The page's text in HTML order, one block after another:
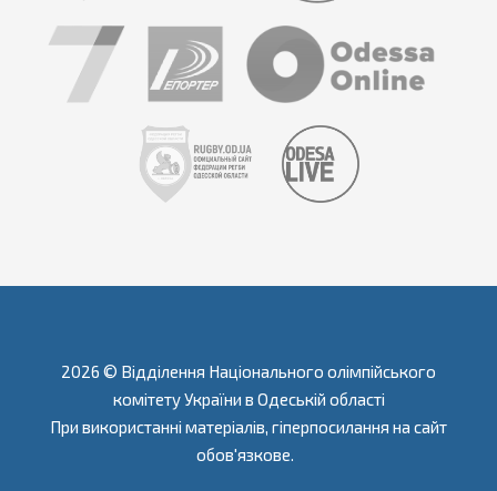
2026 © Відділення Національного олімпійського
комітету України в Одеській області
При використанні матеріалів, гіперпосилання на сайт
обов'язкове.